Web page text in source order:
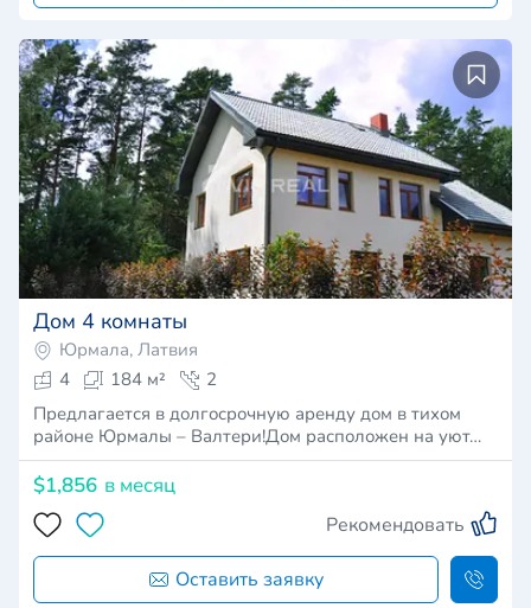
Дом 4 комнаты
Юрмала, Латвия
4
184 м²
2
Предлагается в долгосрочную аренду дом в тихом
районе Юрмалы – Валтери!Дом расположен на уют…
$1,856 в месяц
Рекомендовать
Оставить заявку